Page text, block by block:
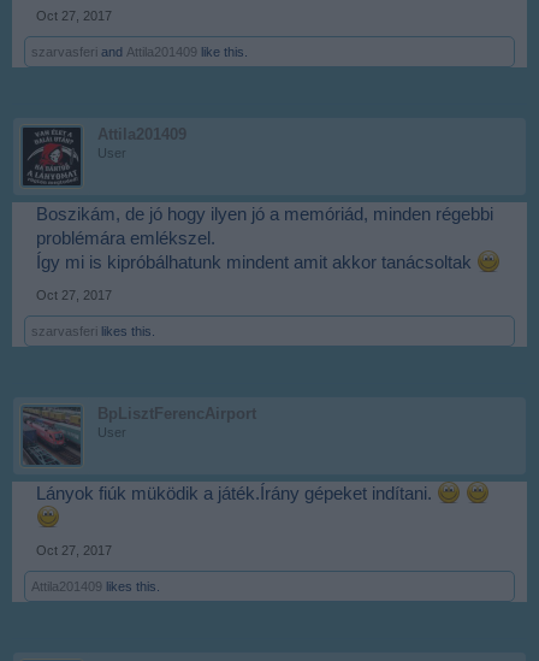
Oct 27, 2017
szarvasferi and Attila201409 like this.
Attila201409
User
Boszikám, de jó hogy ilyen jó a memóriád, minden régebbi
problémára emlékszel.
Így mi is kipróbálhatunk mindent amit akkor tanácsoltak
Oct 27, 2017
szarvasferi likes this.
BpLisztFerencAirport
User
Lányok fiúk müködik a játék.Írány gépeket indítani.
Oct 27, 2017
Attila201409 likes this.